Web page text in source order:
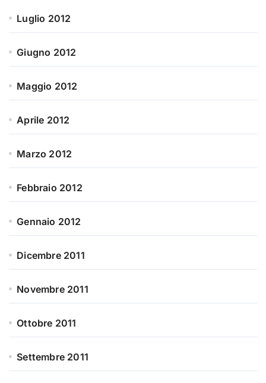
Luglio 2012
Giugno 2012
Maggio 2012
Aprile 2012
Marzo 2012
Febbraio 2012
Gennaio 2012
Dicembre 2011
Novembre 2011
Ottobre 2011
Settembre 2011